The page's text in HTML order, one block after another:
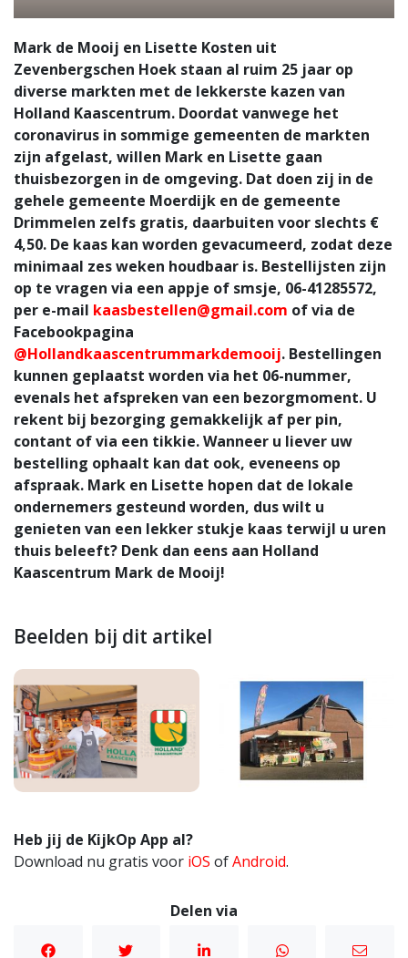
Mark de Mooij en Lisette Kosten uit
Zevenbergschen Hoek staan al ruim 25 jaar op
diverse markten met de lekkerste kazen van
Holland Kaascentrum. Doordat vanwege het
coronavirus in sommige gemeenten de markten
zijn afgelast, willen Mark en Lisette gaan
thuisbezorgen in de omgeving. Dat doen zij in de
gehele gemeente Moerdijk en de gemeente
Drimmelen zelfs gratis, daarbuiten voor slechts €
4,50. De kaas kan worden gevacumeerd, zodat deze
minimaal zes weken houdbaar is. Bestellijsten zijn
op te vragen via een appje of smsje, 06-41285572,
per e-mail kaasbestellen@gmail.com of via de
Facebookpagina
@Hollandkaascentrummarkdemooij. Bestellingen
kunnen geplaatst worden via het 06-nummer,
evenals het afspreken van een bezorgmoment. U
rekent bij bezorging gemakkelijk af per pin,
contant of via een tikkie. Wanneer u liever uw
bestelling ophaalt kan dat ook, eveneens op
afspraak. Mark en Lisette hopen dat de lokale
ondernemers gesteund worden, dus wilt u
genieten van een lekker stukje kaas terwijl u uren
thuis beleeft? Denk dan eens aan Holland
Kaascentrum Mark de Mooij!
Beelden bij dit artikel
Heb jij de KijkOp App al?
Download nu gratis voor iOS ofAndroid.
Delen via